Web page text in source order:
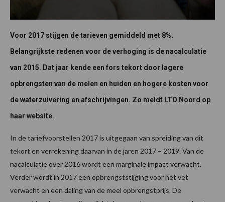
Voor 2017 stijgen de tarieven gemiddeld met 8%.
Belangrijkste redenen voor de verhoging is de nacalculatie
van 2015. Dat jaar kende een fors tekort door lagere
opbrengsten van de melen en huiden en hogere kosten voor
de waterzuivering en afschrijvingen. Zo meldt LTO Noord op
haar website.
In de tariefvoorstellen 2017 is uitgegaan van spreiding van dit
tekort en verrekening daarvan in de jaren 2017 – 2019. Van de
nacalculatie over 2016 wordt een marginale impact verwacht.
Verder wordt in 2017 een opbrengststijging voor het vet
verwacht en een daling van de meel opbrengstprijs. De